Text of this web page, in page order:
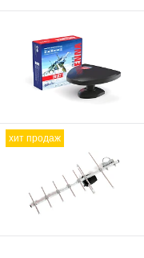
хит продаж